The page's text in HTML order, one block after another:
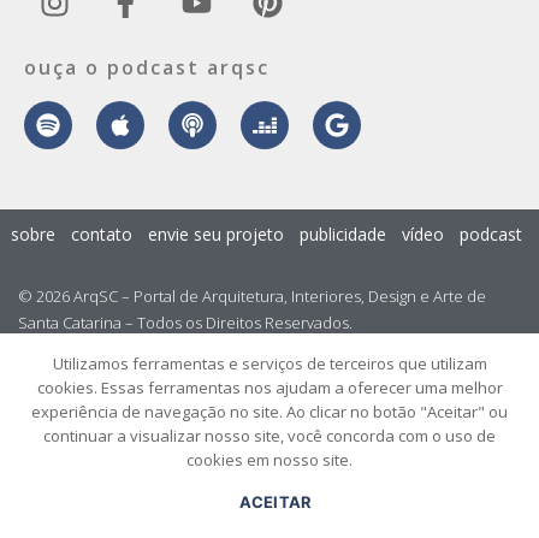
ouça o podcast arqsc
© 2026 ArqSC – Portal de Arquitetura, Interiores, Design e Arte de
Santa Catarina – Todos os Direitos Reservados.
sobre contato envie seu projeto publicidade vídeo podcast
Utilizamos ferramentas e serviços de terceiros que utilizam
cookies. Essas ferramentas nos ajudam a oferecer uma melhor
experiência de navegação no site. Ao clicar no botão "Aceitar" ou
continuar a visualizar nosso site, você concorda com o uso de
cookies em nosso site.
ACEITAR